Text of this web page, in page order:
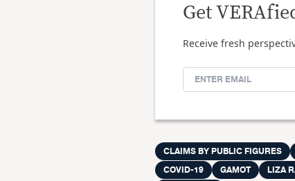
Get
Receive fresh
CLAIMS BY PUBLIC FIGURES
COVID-19
GAMOT LIZA